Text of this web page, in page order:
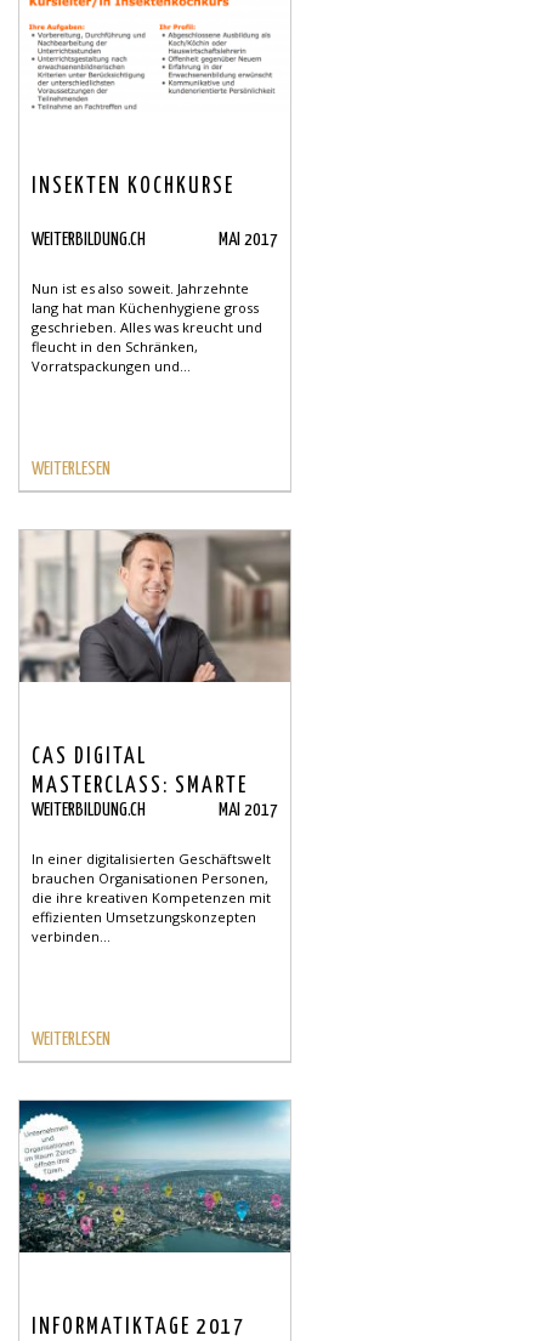
INSEKTEN KOCHKURSE
WEITERBILDUNG.CH MAI 2017
Nun ist es also soweit. Jahrzehnte
lang hat man Küchenhygiene gross
geschrieben. Alles was kreucht und
fleucht in den Schränken,
Vorratspackungen und...
WEITERLESEN
CAS DIGITAL
MASTERCLASS: SMARTE
DIGITALISIERUNG SOLID
WEITERBILDUNG.CH MAI 2017
In einer digitalisierten Geschäftswelt
brauchen Organisationen Personen,
die ihre kreativen Kompetenzen mit
effizienten Umsetzungskonzepten
verbinden...
WEITERLESEN
INFORMATIKTAGE 2017